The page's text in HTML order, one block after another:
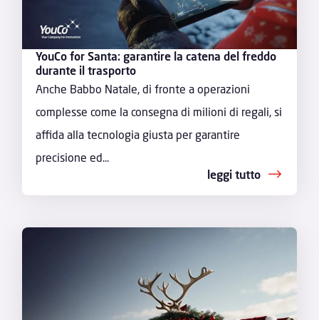
YouCo for Santa: garantire la catena del freddo
durante il trasporto
Anche Babbo Natale, di fronte a operazioni
complesse come la consegna di milioni di regali, si
affida alla tecnologia giusta per garantire
precisione ed...
leggi tutto